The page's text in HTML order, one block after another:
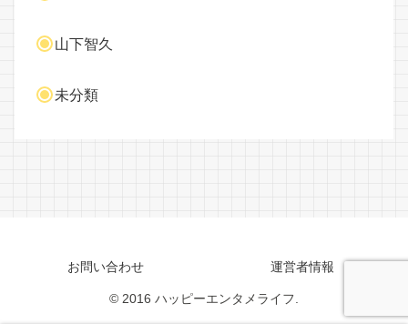
山下智久
未分類
お問い合わせ 運営者情報
© 2016 ハッピーエンタメライフ.